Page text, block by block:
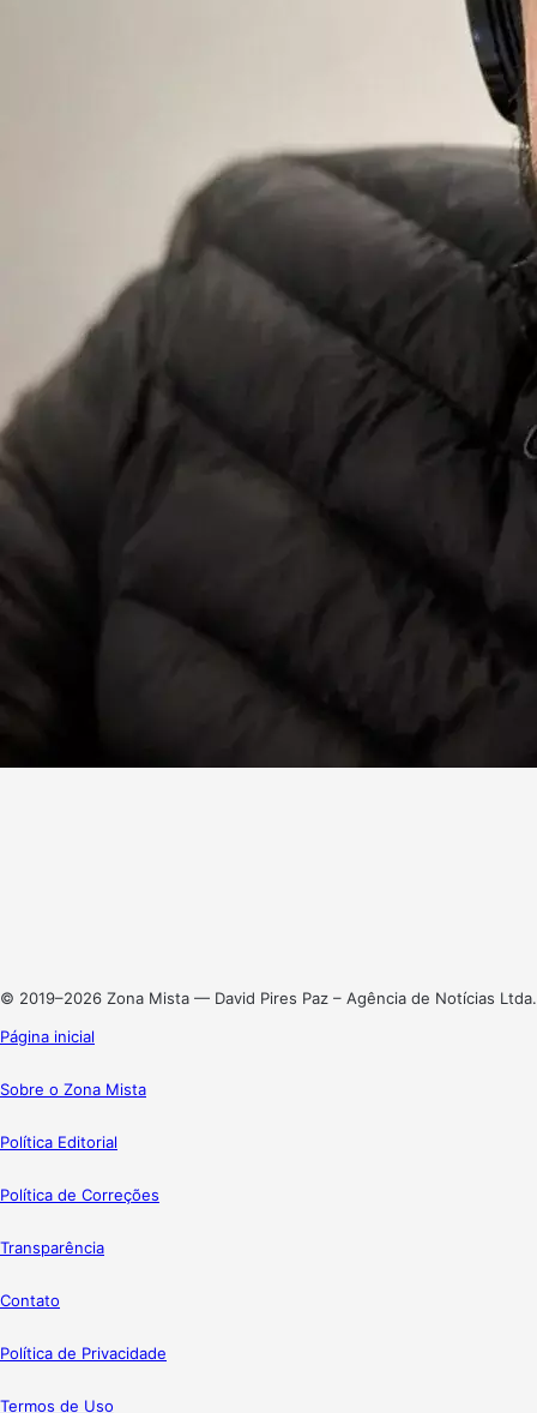
© 2019–2026 Zona Mista — David Pires Paz – Agência de Notícias Ltda.
Página inicial
Sobre o Zona Mista
Política Editorial
Política de Correções
Transparência
Contato
Política de Privacidade
Termos de Uso